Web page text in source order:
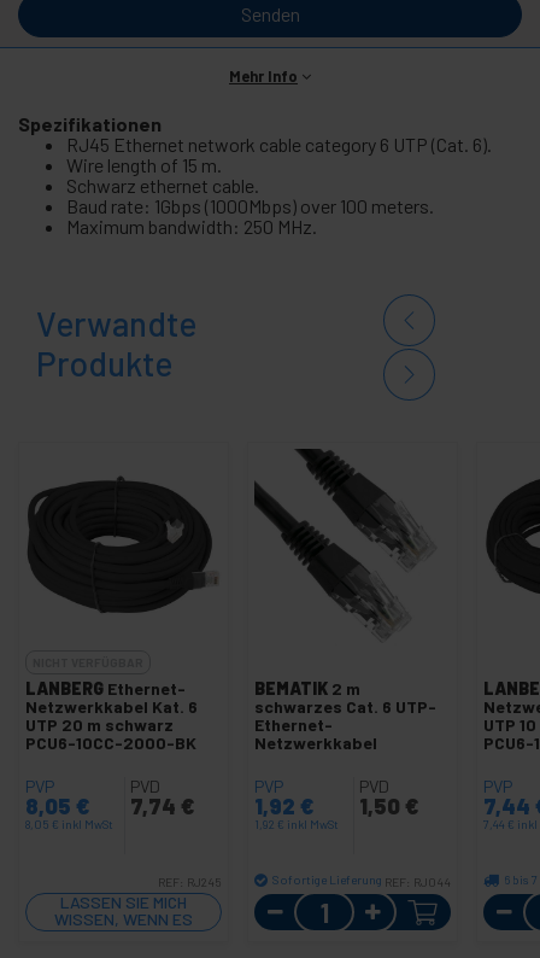
Senden
Mehr Info
Spezifikationen
RJ45 Ethernet network cable category 6 UTP (Cat. 6).
Wire length of 15 m.
Schwarz ethernet cable.
Baud rate: 1Gbps (1000Mbps) over 100 meters.
Maximum bandwidth: 250 MHz.
Verwandte
Produkte
LANBERG Ethernet-
Netzwerkkabel Kat. 6
UTP 20 m schwarz
PCU6-10CC-2000-BK
PVP
8,05 €
8,05 € inkl MwSt
PVD
7,74 €
REF: RJ245
LASSEN SIE MICH
WISSEN, WENN ES
LAGER GIBT
BEMATIK 2 m
schwarzes Cat. 6 UTP-
Ethernet-
Netzwerkkabel
PVP
1,92 €
1,92 € inkl MwSt
PVD
1,50 €
Sofortige Lieferung REF: RJ044
Menge
UTP
PCU6-
PVP
7,44
7,44 € inkl
6 bis